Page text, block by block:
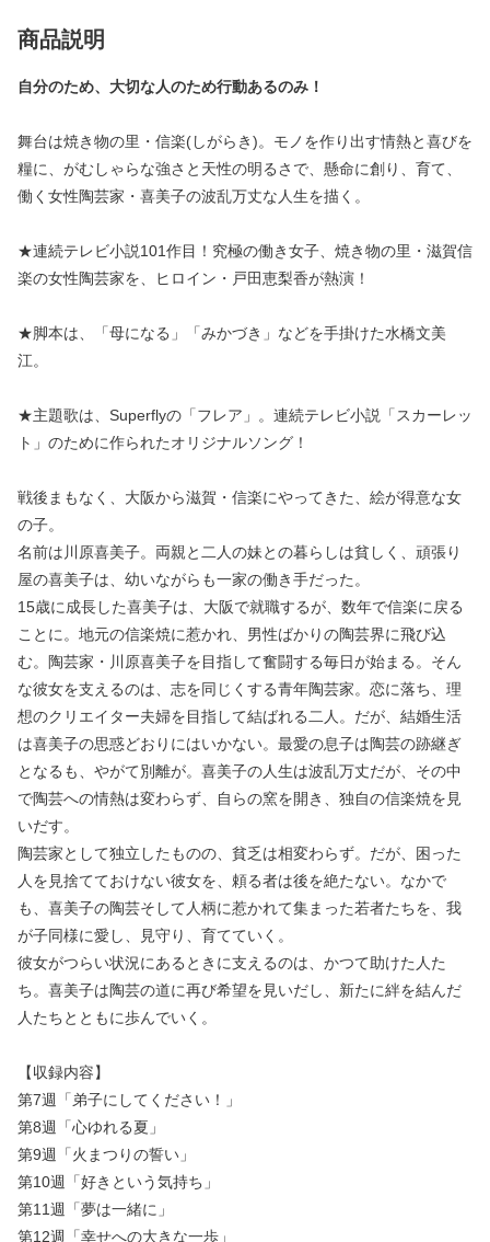
商品説明
自分のため、大切な人のため行動あるのみ！
舞台は焼き物の里・信楽(しがらき)。モノを作り出す情熱と喜びを
糧に、がむしゃらな強さと天性の明るさで、懸命に創り、育て、
働く女性陶芸家・喜美子の波乱万丈な人生を描く。
★連続テレビ小説101作目！究極の働き女子、焼き物の里・滋賀信
楽の女性陶芸家を、ヒロイン・戸田恵梨香が熱演！
★脚本は、「母になる」「みかづき」などを手掛けた水橋文美
江。
★主題歌は、Superflyの「フレア」。連続テレビ小説「スカーレッ
ト」のために作られたオリジナルソング！
戦後まもなく、大阪から滋賀・信楽にやってきた、絵が得意な女
の子。
名前は川原喜美子。両親と二人の妹との暮らしは貧しく、頑張り
屋の喜美子は、幼いながらも一家の働き手だった。
15歳に成長した喜美子は、大阪で就職するが、数年で信楽に戻る
ことに。地元の信楽焼に惹かれ、男性ばかりの陶芸界に飛び込
む。陶芸家・川原喜美子を目指して奮闘する毎日が始まる。そん
な彼女を支えるのは、志を同じくする青年陶芸家。恋に落ち、理
想のクリエイター夫婦を目指して結ばれる二人。だが、結婚生活
は喜美子の思惑どおりにはいかない。最愛の息子は陶芸の跡継ぎ
となるも、やがて別離が。喜美子の人生は波乱万丈だが、その中
で陶芸への情熱は変わらず、自らの窯を開き、独自の信楽焼を見
いだす。
陶芸家として独立したものの、貧乏は相変わらず。だが、困った
人を見捨てておけない彼女を、頼る者は後を絶たない。なかで
も、喜美子の陶芸そして人柄に惹かれて集まった若者たちを、我
が子同様に愛し、見守り、育てていく。
彼女がつらい状況にあるときに支えるのは、かつて助けた人た
ち。喜美子は陶芸の道に再び希望を見いだし、新たに絆を結んだ
人たちとともに歩んでいく。
【収録内容】
第7週「弟子にしてください！」
第8週「心ゆれる夏」
第9週「火まつりの誓い」
第10週「好きという気持ち」
第11週「夢は一緒に」
第12週「幸せへの大きな一歩」